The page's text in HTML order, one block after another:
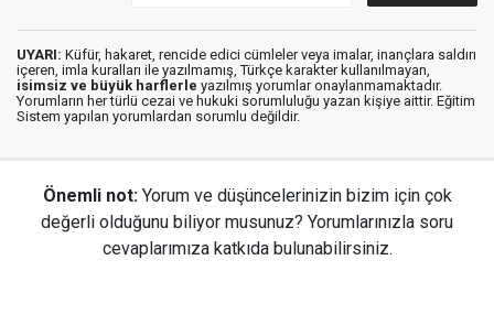
UYARI: Küfür, hakaret, rencide edici cümleler veya imalar, inançlara saldırı
içeren, imla kuralları ile yazılmamış, Türkçe karakter kullanılmayan,
isimsiz ve büyük harflerle yazılmış yorumlar onaylanmamaktadır.
Yorumların her türlü cezai ve hukuki sorumluluğu yazan kişiye aittir. Eğitim
Sistem yapılan yorumlardan sorumlu değildir.
Önemli not: Yorum ve düşüncelerinizin bizim için çok
değerli olduğunu biliyor musunuz? Yorumlarınızla soru
cevaplarımıza katkıda bulunabilirsiniz.